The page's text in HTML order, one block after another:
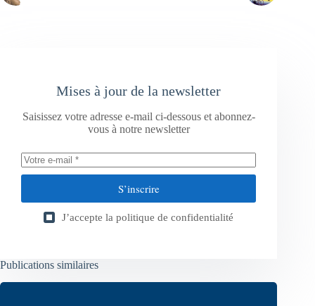
Mises à jour de la newsletter
Saisissez votre adresse e-mail ci-dessous et abonnez-
vous à notre newsletter
S’inscrire
J’accepte la politique de confidentialité
Publications similaires